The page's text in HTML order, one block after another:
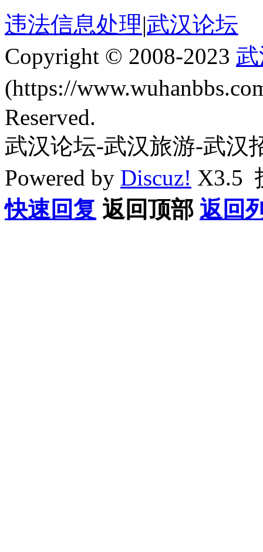
违法信息处理|武汉论坛
Copyright © 2008-2023
(https://
Reserved.
武汉论坛-武汉旅游-武汉
Powered by Discuz! X3.5
快速回复 返回顶部 返回